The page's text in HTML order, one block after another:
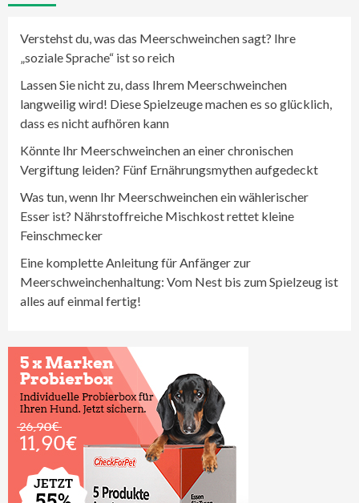
Verstehst du, was das Meerschweinchen sagt? Ihre
„soziale Sprache“ ist so reich
Lassen Sie nicht zu, dass Ihrem Meerschweinchen
langweilig wird! Diese Spielzeuge machen es so glücklich,
dass es nicht aufhören kann
Könnte Ihr Meerschweinchen an einer chronischen
Vergiftung leiden? Fünf Ernährungsmythen aufgedeckt
Was tun, wenn Ihr Meerschweinchen ein wählerischer
Esser ist? Nährstoffreiche Mischkost rettet kleine
Feinschmecker
Eine komplette Anleitung für Anfänger zur
Meerschweinchenhaltung: Vom Nest bis zum Spielzeug ist
alles auf einmal fertig!